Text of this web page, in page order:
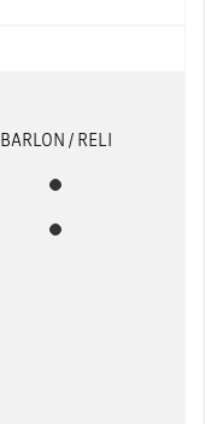
BARLON / RELI
Standardvarustus
Standardvarustus